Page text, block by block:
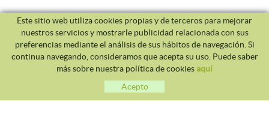
Este sitio web utiliza cookies propias y de terceros para mejorar
nuestros servicios y mostrarle publicidad relacionada con sus
preferencias mediante el análisis de sus hábitos de navegación. Si
continua navegando, consideramos que acepta su uso. Puede saber
más sobre nuestra política de cookiesaquí
Acepto